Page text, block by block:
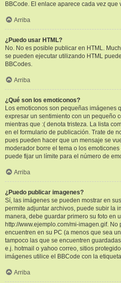
BBCode. El enlace aparece cada vez
Arriba
¿Puedo usar HTML?
No. No es posible publicar en HTML.
se pueden ejecutar utilizando HTML
BBCodes.
Arriba
¿Qué son los emoticonos?
Los emoticonos son pequeñas imágenes
expresar un sentimiento con un pequeño
mientras que :( denota tristeza. La lista
en el formulario de publicación. Trate de
pues pueden hacer que un mensaje se
moderador borre el tema o los
puede fijar un límite para el número de
Arriba
¿Puedo publicar imagenes?
Sí, las imágenes se pueden mostrar en
permite adjuntar archivos, puede subir la
manera, debe guardar primero su foto en
http://www.ejemplo.com/mi-imagen.gif.
encuentren en su PC (a menos que sea
tampoco las que se encuentren
e.j. hotmail o yahoo correo, sitios
imágenes utilice el BBCode con la
Arriba